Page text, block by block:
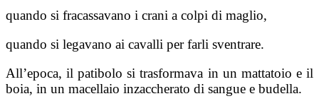
quando si fracassavano i crani a colpi di maglio,
quando si legavano ai cavalli per farli sventrare.
All’epoca, il patibolo si trasformava in un mattatoio e il
boia, in un macellaio inzaccherato di sangue e budella.